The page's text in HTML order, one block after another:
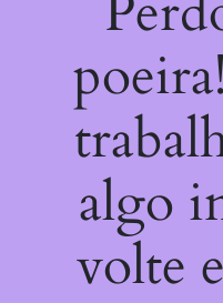
algo
volte